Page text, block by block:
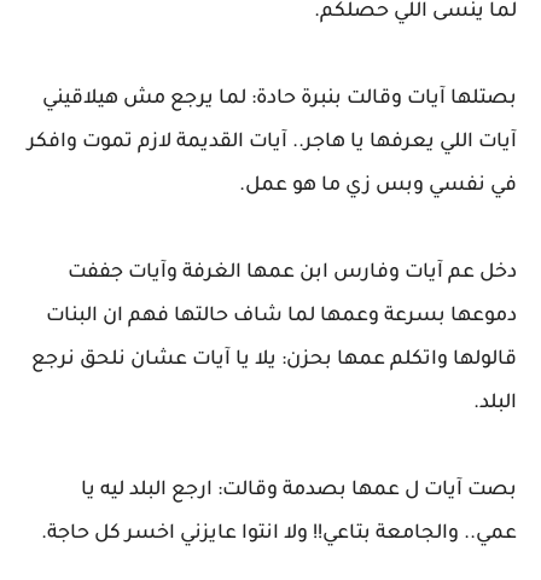
لما ينسى اللي حصلكم.
بصتلها آيات وقالت بنبرة حادة: لما يرجع مش هيلاقيني
آيات اللي يعرفها يا هاجر.. آيات القديمة لازم تموت وافكر
في نفسي وبس زي ما هو عمل.
دخل عم آيات وفارس ابن عمها الغرفة وآيات جففت
دموعها بسرعة وعمها لما شاف حالتها فهم ان البنات
قالولها واتكلم عمها بحزن: يلا يا آيات عشان نلحق نرجع
البلد.
بصت آيات ل عمها بصدمة وقالت: ارجع البلد ليه يا
عمي.. والجامعة بتاعي!! ولا انتوا عايزني اخسر كل حاجة.